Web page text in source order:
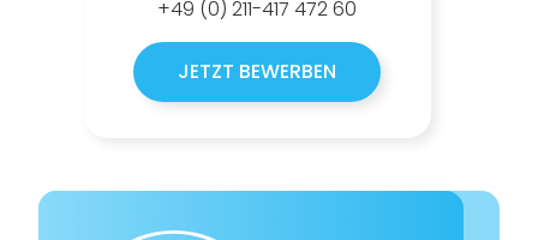
+49 (0) 211-417 472 60
JETZT BEWERBEN